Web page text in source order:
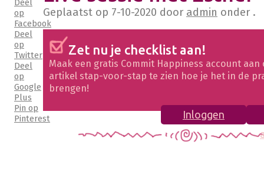
Deel
op
Facebook
Deel
op
Twitter
Deel
op
Google
Plus
Pin op
Pinterest
Geplaatst op 7-10-2020 door admin onder .
Zet nu je checklist aan!
Maak een gratis Commit Happiness account
artikel stap-voor-stap te zien hoe je het in de
brengen!
Inloggen